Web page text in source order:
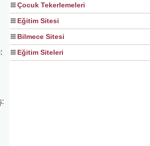
Çocuk Tekerlemeleri
Eğitim Sitesi
Bilmece Sitesi
Eğitim Siteleri